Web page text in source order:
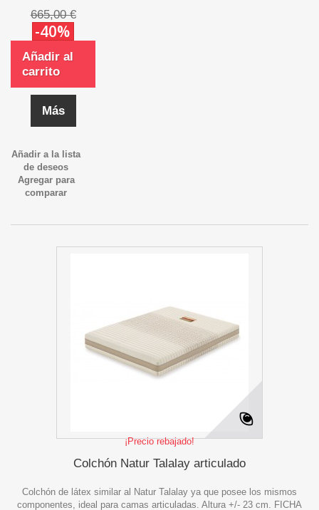
665,00 €
-40%
Añadir al
carrito
Más
Añadir a la lista
de deseos
Agregar para
comparar
¡Precio rebajado!
Colchón Natur Talalay articulado
Colchón de látex similar al Natur Talalay ya que posee los mismos
componentes, ideal para camas articuladas. Altura +/- 23 cm. FICHA